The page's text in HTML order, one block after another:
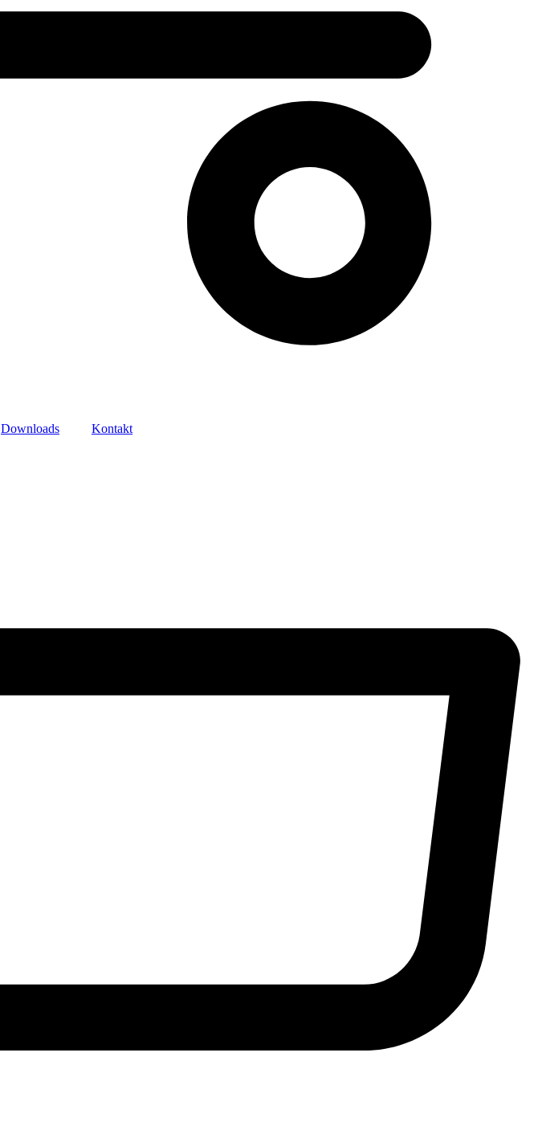
Downloads
Kontakt